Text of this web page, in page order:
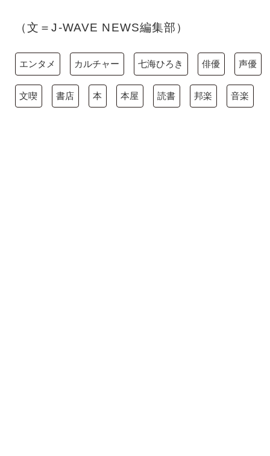
（文＝J-WAVE NEWS編集部）
エンタメ カルチャー 七海ひろき 俳優 声優
文喫 書店 本 本屋 読書 邦楽 音楽